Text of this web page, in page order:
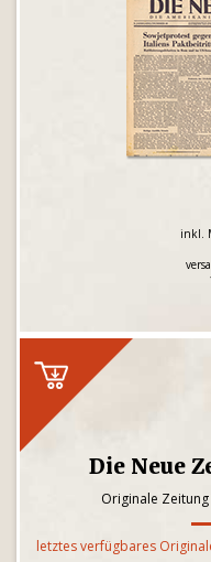
inkl.
Die Neue
Originale
letztes verfügbares